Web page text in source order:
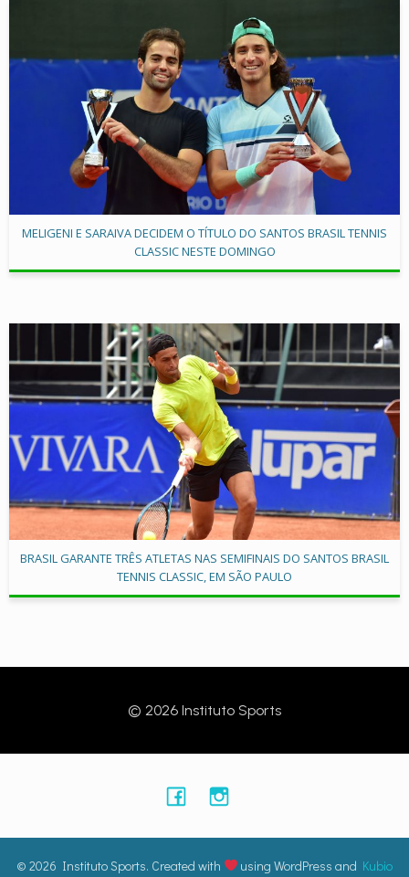
MELIGENI E SARAIVA DECIDEM O TÍTULO DO SANTOS BRASIL TENNIS
CLASSIC NESTE DOMINGO
BRASIL GARANTE TRÊS ATLETAS NAS SEMIFINAIS DO SANTOS BRASIL
TENNIS CLASSIC, EM SÃO PAULO
© 2026 Instituto Sports
© 2026 Instituto Sports. Created with using WordPress and Kubio